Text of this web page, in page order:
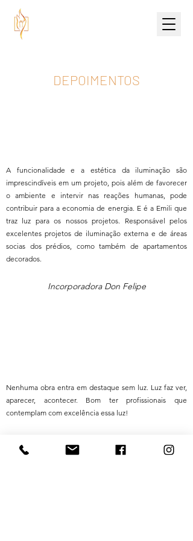
DEPOIMENTOS
A funcionalidade e a estética da iluminação são
imprescindíveis em um projeto, pois além de favorecer
o ambiente e intervir nas reações humanas, pode
contribuir para a economia de energia. E é a Emili que
traz luz para os nossos projetos. Responsável pelos
excelentes projetos de iluminação externa e de áreas
socias dos prédios, como também de apartamentos
decorados.
Incorporadora Don Felipe
Nenhuma obra entra em destaque sem luz. Luz faz ver,
aparecer, acontecer. Bom ter profissionais que
contemplam com excelência essa luz!